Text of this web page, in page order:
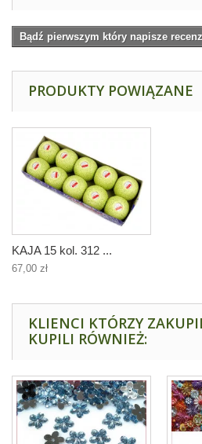
Bądź pierwszym który napisze
PRODUKTY POWIĄZANE
KAJA 15 kol. 312 ...
67,00 zł
KLIENCI KTÓRZY
KUPILI RÓWNIEŻ: